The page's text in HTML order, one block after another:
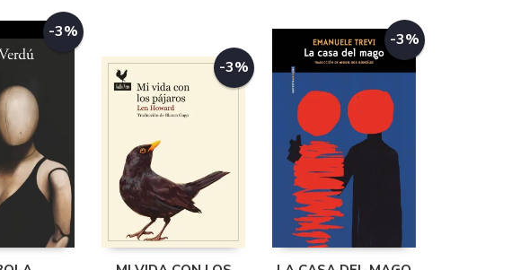
-3%
-3%
-3%